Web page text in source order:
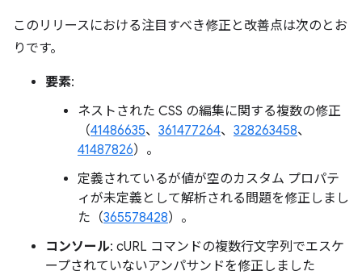
このリリースにおける注目すべき修正と改善点は次のとお
りです。
要素:
ネストされた CSS の編集に関する複数の修正
（41486635、 361477264、 328263458、
41487826）。
定義されているが値が空のカスタム プロパテ
ィが未定義として解析される問題を修正しまし
た（365578428）。
コンソール: cURL コマンドの複数行文字列でエスケ
ープされていないアンパサンドを修正しました